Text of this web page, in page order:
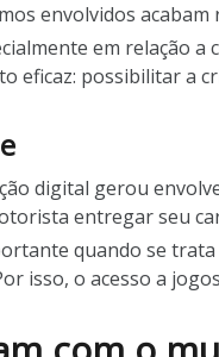
envolvidos
em relação
eficaz: possibilitar a
digital gerou
entregar seu
quando se
isso, o acesso a